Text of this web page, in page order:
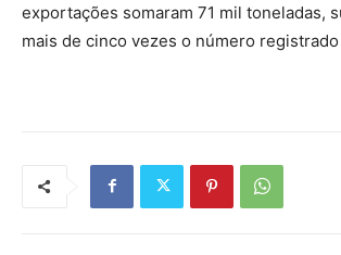
exportações somaram 71 mil toneladas,
mais de cinco vezes o número